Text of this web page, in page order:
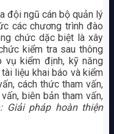
đội ngũ cán bộ quản lý
các chương trình đào
chức dặc biệt là xây
kiểm tra sau thông
vụ kiểm định, kỹ năng
liệu khai báo và kiểm
cách thức tham vấn,
biên bản tham vấn,
Giải pháp hoàn thiện